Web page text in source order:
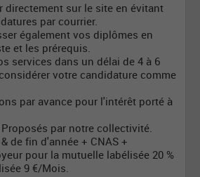
directement sur le site en évitant
par courrier.
également vos diplômes en
et les prérequis.
services dans un délai de 4 à 6
votre candidature comme
par avance pour l'intérêt porté à
par notre collectivité.
de fin d'année + CNAS +
pour la mutuelle labélisée 20 %
9 €/Mois.